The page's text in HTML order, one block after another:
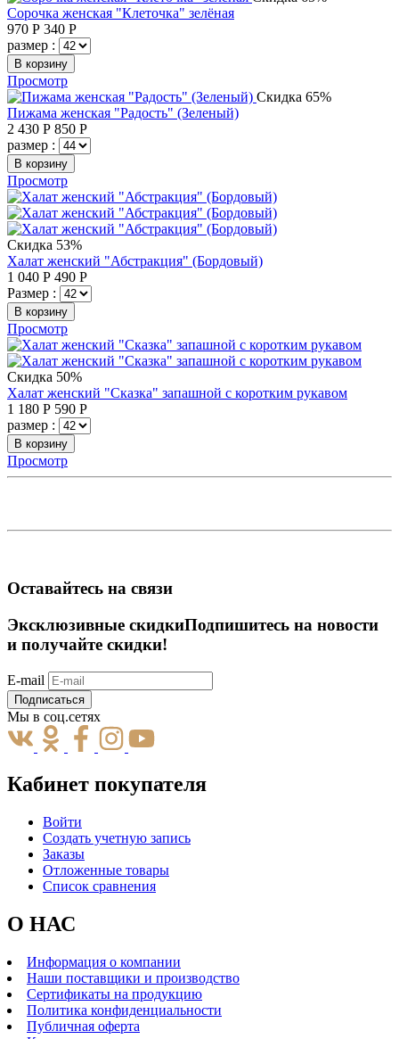
Сорочка женская "Клеточка" зелёная
970 Р 340 Р
размер :
В корзину
Просмотр
Скидка 65%
Пижама женская "Радость" (Зеленый)
2 430 Р 850 Р
размер :
В корзину
Просмотр
Скидка 53%
Халат женский "Абстракция" (Бордовый)
1 040 Р 490 Р
Размер :
В корзину
Просмотр
Скидка 50%
Халат женский "Сказка" запашной с коротким рукавом
1 180 Р 590 Р
размер :
В корзину
Просмотр
Оставайтесь на связи
Эксклюзивные скидкиПодпишитесь на новости
и получайте скидки!
E-mail
Подписаться
Мы в соц.сетях
Кабинет покупателя
Войти
Создать учетную запись
Заказы
Отложенные товары
Список сравнения
О НАС
Информация о компании
Наши поставщики и производство
Сертификаты на продукцию
Политика конфиденциальности
Публичная оферта